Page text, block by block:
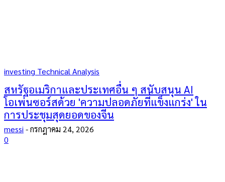
investing Technical Analysis
สหรัฐอเมริกาและประเทศอื่น ๆ สนับสนุน AI
โอเพ่นซอร์สด้วย 'ความปลอดภัยที่แข็งแกร่ง' ใน
การประชุมสุดยอดของจีน
messi -กรกฎาคม 24, 2026
0